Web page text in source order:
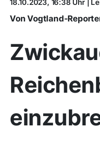
18.10.2023, 16:38 Uhr |
Von Vogtland-